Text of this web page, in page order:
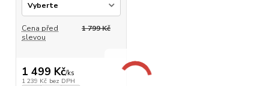
Cena před
slevou
1 799 Kč
1 499 Kč/ks
1 239 Kč bez DPH